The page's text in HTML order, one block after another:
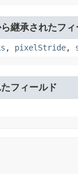
継承されたフィ
, pixelStride,
フィールド